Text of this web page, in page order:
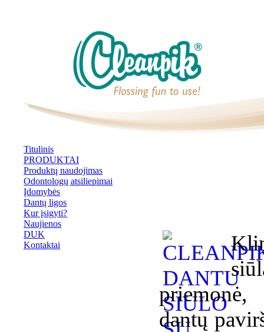
Titulinis
PRODUKTAI
Produktų naudojimas
Odontologų atsiliepimai
Įdomybės
Dantų ligos
Kur įsigyti?
Naujienos
DUK
Kontaktai
dantų